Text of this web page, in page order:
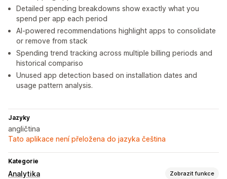
Detailed spending breakdowns show exactly what you
spend per app each period
AI-powered recommendations highlight apps to consolidate
or remove from stack
Spending trend tracking across multiple billing periods and
historical compariso
Unused app detection based on installation dates and
usage pattern analysis.
Jazyky
angličtina
Tato aplikace není přeložena do jazyka čeština
Kategorie
Analytika Zobrazit funkce